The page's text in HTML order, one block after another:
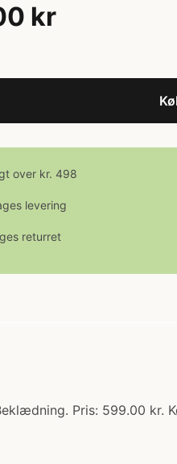
kr
over kr. 498
levering
returret
Pris: 599.00 kr.